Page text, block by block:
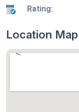
Rating:
Location Map